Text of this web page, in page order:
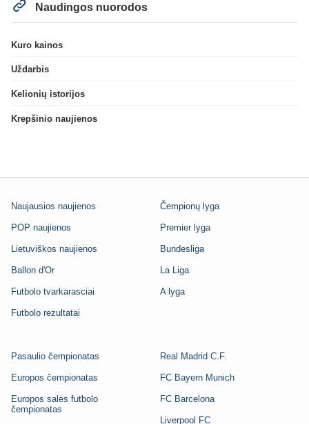
Naudingos nuorodos
Kuro kainos
Uždarbis
Kelionių istorijos
Krepšinio naujienos
Naujausios naujienos
POP naujienos
Lietuviškos naujienos
Ballon d'Or
Futbolo tvarkarasciai
Futbolo rezultatai
Čempionų lyga
Premier lyga
Bundesliga
La Liga
A lyga
Pasaulio čempionatas
Europos čempionatas
Europos salės futbolo
čempionatas
Real Madrid C.F.
FC Bayern Munich
FC Barcelona
Liverpool FC